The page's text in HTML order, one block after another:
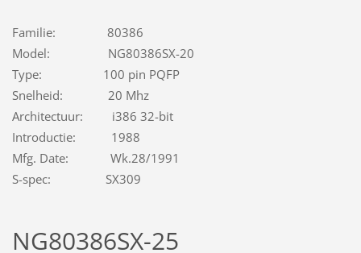
Familie: 80386
Model: NG80386SX-20
Type: 100 pin PQFP
Snelheid: 20 Mhz
Architectuur: i386 32-bit
Introductie: 1988
Mfg. Date: Wk.28/1991
S-spec: SX309
NG80386SX-25